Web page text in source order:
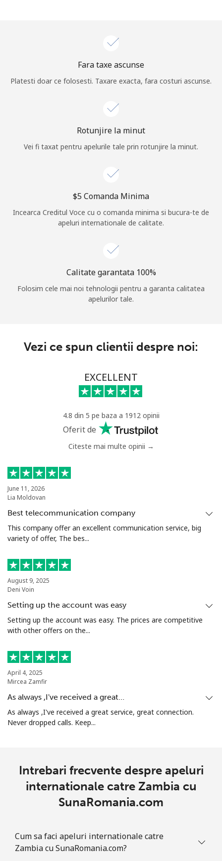
Buna!
Fara taxe ascunse
Platesti doar ce folosesti. Taxare exacta, fara costuri ascunse.
Rotunjire la minut
Vei fi taxat pentru apelurile tale prin rotunjire la minut.
⁦$5⁩ Comanda Minima
Incearca Creditul Voce cu o comanda minima si bucura-te de
apeluri internationale de calitate.
Calitate garantata 100%
Folosim cele mai noi tehnologii pentru a garanta calitatea
apelurilor tale.
Vezi ce spun clientii despre noi:
EXCELLENT
4.8 din 5 pe baza a 1912 opinii
Oferit de
Citeste mai multe opinii →
June 11, 2026
Lia Moldovan
Best telecommunication company
This company offer an excellent communication service, big
variety of offer, The bes...
August 9, 2025
Deni Voin
Setting up the account was easy
Setting up the account was easy. The prices are competitive
with other offers on the...
April 4, 2025
Mircea Zamfir
As always ,I've received a great…
As always ,I've received a great service, great connection.
Never dropped calls. Keep...
Intrebari frecvente despre apeluri
internationale catre Zambia cu
SunaRomania.com
Cum sa faci apeluri internationale catre
Zambia cu SunaRomania.com?